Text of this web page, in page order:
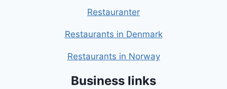
Restauranter
Restaurants in Denmark
Restaurants in Norway
Business links